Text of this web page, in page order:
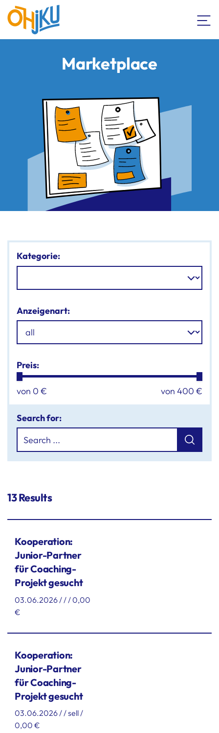
Marketplace
Kategorie:
Anzeigenart:
Preis:
von 0 € von 400 €
Search for:
13 Results
Kooperation:
Junior-Partner
für Coaching-
Projekt gesucht
03.06.2026 / / / 0,00
€
Kooperation:
Junior-Partner
für Coaching-
Projekt gesucht
03.06.2026 / / sell /
0,00 €